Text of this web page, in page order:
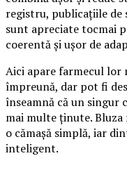
registru, publicațiile de
sunt apreciate tocmai
coerentă și ușor de
Aici apare farmecul lor
împreună, dar pot fi
înseamnă că un singur
mai multe ținute.
o cămașă simplă, iar
inteligent.